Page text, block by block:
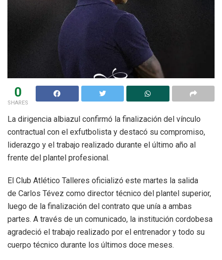
0
SHARES
La dirigencia albiazul confirmó la finalización del vínculo
contractual con el exfutbolista y destacó su compromiso,
liderazgo y el trabajo realizado durante el último año al
frente del plantel profesional.
El Club Atlético Talleres oficializó este martes la salida
de Carlos Tévez como director técnico del plantel superior,
luego de la finalización del contrato que unía a ambas
partes. A través de un comunicado, la institución cordobesa
agradeció el trabajo realizado por el entrenador y todo su
cuerpo técnico durante los últimos doce meses.